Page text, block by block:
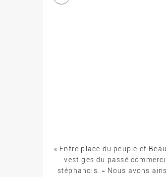
« Entre place du peuple et
vestiges du passé
stéphanois. » Nous avons